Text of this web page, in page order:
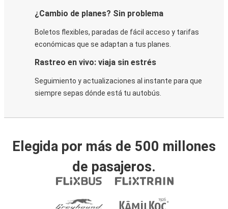
¿Cambio de planes? Sin problema
Boletos flexibles, paradas de fácil acceso y tarifas
económicas que se adaptan a tus planes.
Rastreo en vivo: viaja sin estrés
Seguimiento y actualizaciones al instante para que
siempre sepas dónde está tu autobús.
Elegida por más de 500 millones
de pasajeros.